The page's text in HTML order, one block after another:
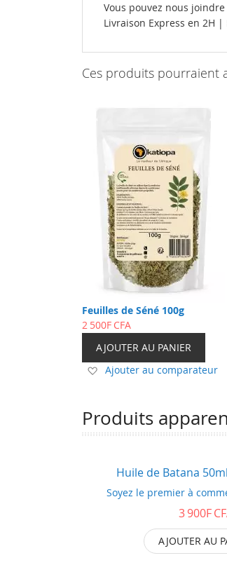
Vous pouvez nous
Livraison Express en 2H |
Ces produits pourraient
Feuilles de Séné 100g
2 500F CFA
AJOUTER AU PANIER
Ajouter
liste
d’envie
Ajouter au comparateur
Produits
Huile de Batana
Soyez le premier à
3 900F
AJOUTER AU